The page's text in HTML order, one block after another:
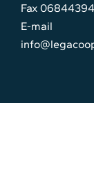
Fax
E-mail